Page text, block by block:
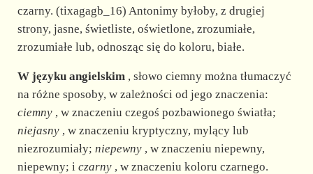
czarny. (tixagagb_16) Antonimy byłoby, z drugiej
strony, jasne, świetliste, oświetlone, zrozumiałe,
zrozumiałe lub, odnosząc się do koloru, białe.
W języku angielskim, słowo ciemny można tłumaczyć
na różne sposoby, w zależności od jego znaczenia:
ciemny, w znaczeniu czegoś pozbawionego światła;
niejasny, w znaczeniu kryptyczny, mylący lub
niezrozumiały; niepewny, w znaczeniu niepewny,
niepewny; i czarny, w znaczeniu koloru czarnego.